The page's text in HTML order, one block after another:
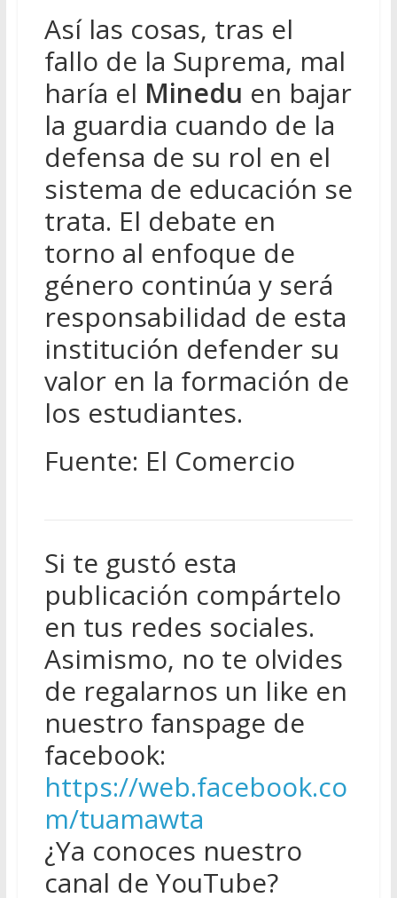
Así las cosas, tras el
fallo de la Suprema, mal
haría el Minedu en bajar
la guardia cuando de la
defensa de su rol en el
sistema de educación se
trata. El debate en
torno al enfoque de
género continúa y será
responsabilidad de esta
institución defender su
valor en la formación de
los estudiantes.
Fuente: El Comercio
Si te gustó esta
publicación compártelo
en tus redes sociales.
Asimismo, no te olvides
de regalarnos un like en
nuestro fanspage de
facebook:
https://web.facebook.co
m/tuamawta
¿Ya conoces nuestro
canal de YouTube?